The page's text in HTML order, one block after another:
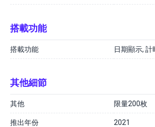
搭載功能
搭載功能 日期顯示, 計
其他細節
其他 限量200枚
推出年份 2021